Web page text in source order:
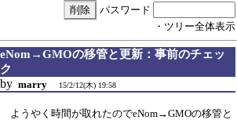
パスワード
・ツリー全体表示
eNom→GMOの移管と更新：事前のチェッ
ク
by marry 15/2/12(木) 19:58
ようやく時間が取れたのでeNom→GMOの移管と